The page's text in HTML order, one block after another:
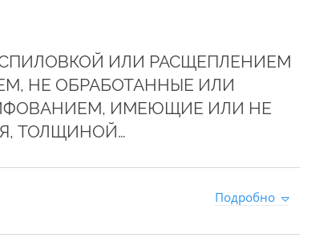
ИЛИ РАСЩЕПЛЕНИЕМ
НЕ ОБРАБОТАННЫЕ ИЛИ
ИМЕЮЩИЕ ИЛИ НЕ
ТОЛЩИНОЙ…
Подробно